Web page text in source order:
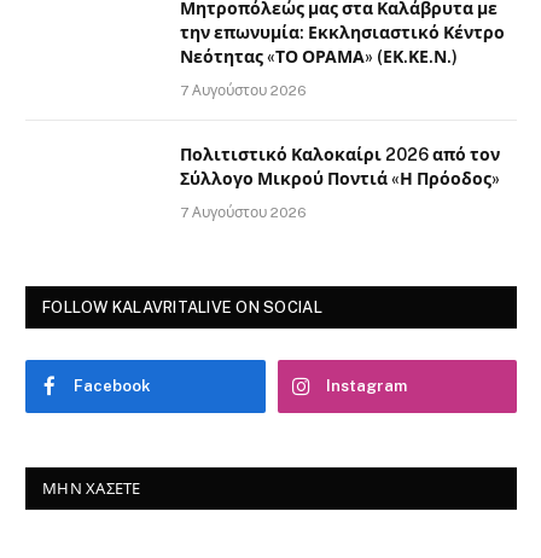
Μητροπόλεώς μας στα Καλάβρυτα με
την επωνυμία: Εκκλησιαστικό Κέντρο
Νεότητας «ΤΟ ΟΡΑΜΑ» (ΕΚ.ΚΕ.Ν.)
7 Αυγούστου 2026
Πολιτιστικό Καλοκαίρι 2026 από τον
Σύλλογο Μικρού Ποντιά «Η Πρόοδος»
7 Αυγούστου 2026
FOLLOW KALAVRITALIVE ON SOCIAL
Facebook Instagram
ΜΗΝ ΧΆΣΕΤΕ